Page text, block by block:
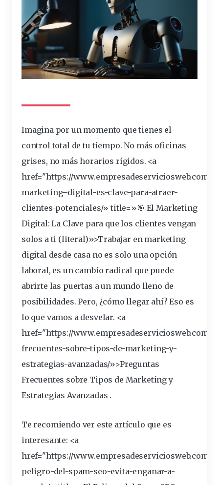
Imagina por un momento que tienes el
control total de tu tiempo. No más oficinas
grises, no más horarios rígidos. <a
href="https://www.empresadeserviciosweb.com/
marketing–digital-es-clave-para-atraer-
clientes-potenciales/» title=»🎯 El Marketing
Digital: La Clave para que los clientes vengan
solos a ti (literal)»>Trabajar en marketing
digital desde casano es solo una opción
laboral, es un cambio radical que puede
abrirte las puertas a un mundo lleno de
posibilidades. Pero, ¿cómo llegar ahí? Eso es
lo que vamos a desvelar. <a
href="https://www.empresadeserviciosweb.com/
frecuentes-sobre-tipos-de-marketing-y-
estrategias-avanzadas/»>Preguntas
Frecuentes sobre Tipos de Marketing y
Estrategias Avanzadas .
Te recomiendo ver este artículo que es
interesante: <a
href="https://www.empresadeserviciosweb.com/
peligro-del-spam-seo-evita-enganar-a-